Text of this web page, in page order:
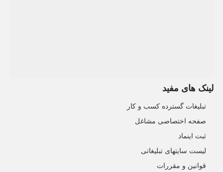
لینک های مفید
تبلیغات گسترده کسب و کار
صفحه اختصاصی مشاغل
ثبت اینماد
لیست سایتهای تبلیغاتی
قوانین و مقررات